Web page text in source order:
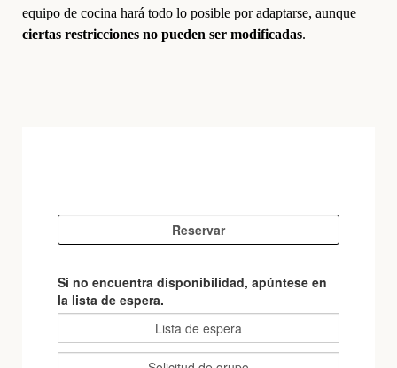
equipo de cocina hará todo lo posible por adaptarse, aunque
ciertas restricciones no pueden ser modificadas.